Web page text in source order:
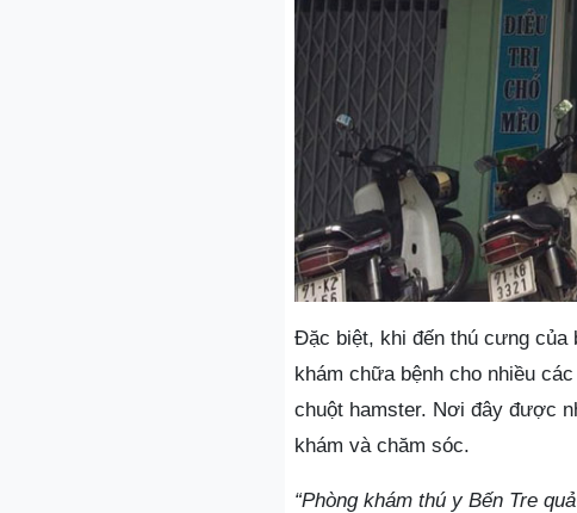
Đặc biệt, khi đến thú cưng của
khám chữa bệnh cho nhiều
chuột hamster. Nơi đây được
khám và chăm sóc.
“Phòng khám thú y Bến Tre